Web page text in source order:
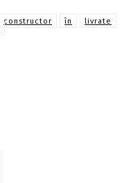
constructor în
livrate